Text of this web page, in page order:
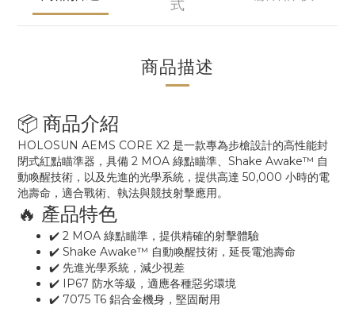
式
商品描述
📦 商品介紹
HOLOSUN AEMS CORE X2 是一款專為步槍設計的高性能封
閉式紅點瞄準器，具備 2 MOA 綠點瞄準、Shake Awake™ 自
動喚醒技術，以及先進的光學系統，提供高達 50,000 小時的電
池壽命，適合戰術、執法與競技射擊應用。
🔥 產品特色
✔️ 2 MOA 綠點瞄準，提供精確的射擊體驗
✔️ Shake Awake™ 自動喚醒技術，延長電池壽命
✔️ 先進光學系統，減少視差
✔️ IP67 防水等級，適應各種惡劣環境
✔️ 7075 T6 鋁合金機身，堅固耐用